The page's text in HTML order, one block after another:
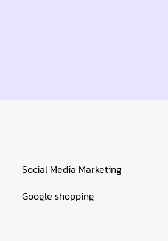
Social Media Marketing
Google shopping